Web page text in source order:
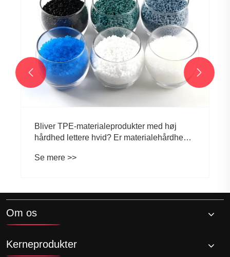
Se mere >>
 
Om os
Kerneprodukter